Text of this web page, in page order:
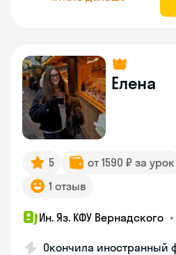
Елена
5 от 1590 ₽ за урок
1 отзыв
Ин. Яз. КФУ Вернадского •
Окончила иностранный